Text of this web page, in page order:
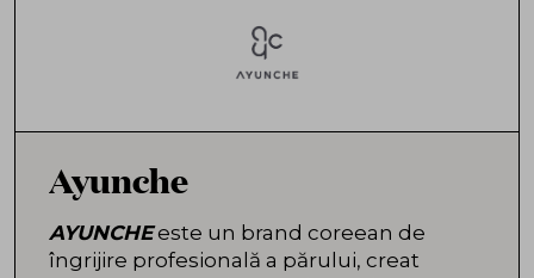
Ayunche
AYUNCHEeste un brand coreean de
îngrijire profesională a părului, creat